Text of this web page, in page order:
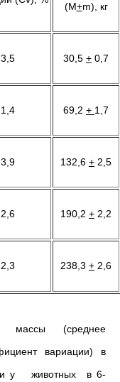
(М+m), кг
3,5 30,5 + 0,7
1,4 69,2 + 1,7
3,9 132,6 + 2,5
2,6 190,2 + 2,2
2,3 238,3 + 2,6
массы (среднее
вариации) в
у животных в 6-